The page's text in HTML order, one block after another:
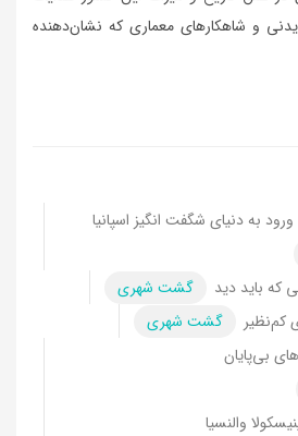
و شاهکارهای معماری که نشان‌دهنده
به دنیای شگفت انگیز اسپانیا
که باید دید
گشت شهری
کم‌نظیر
گشت شهری
بی‌پایان
والنسیا